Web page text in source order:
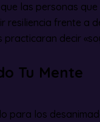
las personas
resiliencia frente a
decir
Tu Mente
para los